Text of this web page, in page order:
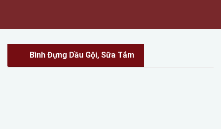
Bình Đựng Dầu Gội, Sữa Tắm